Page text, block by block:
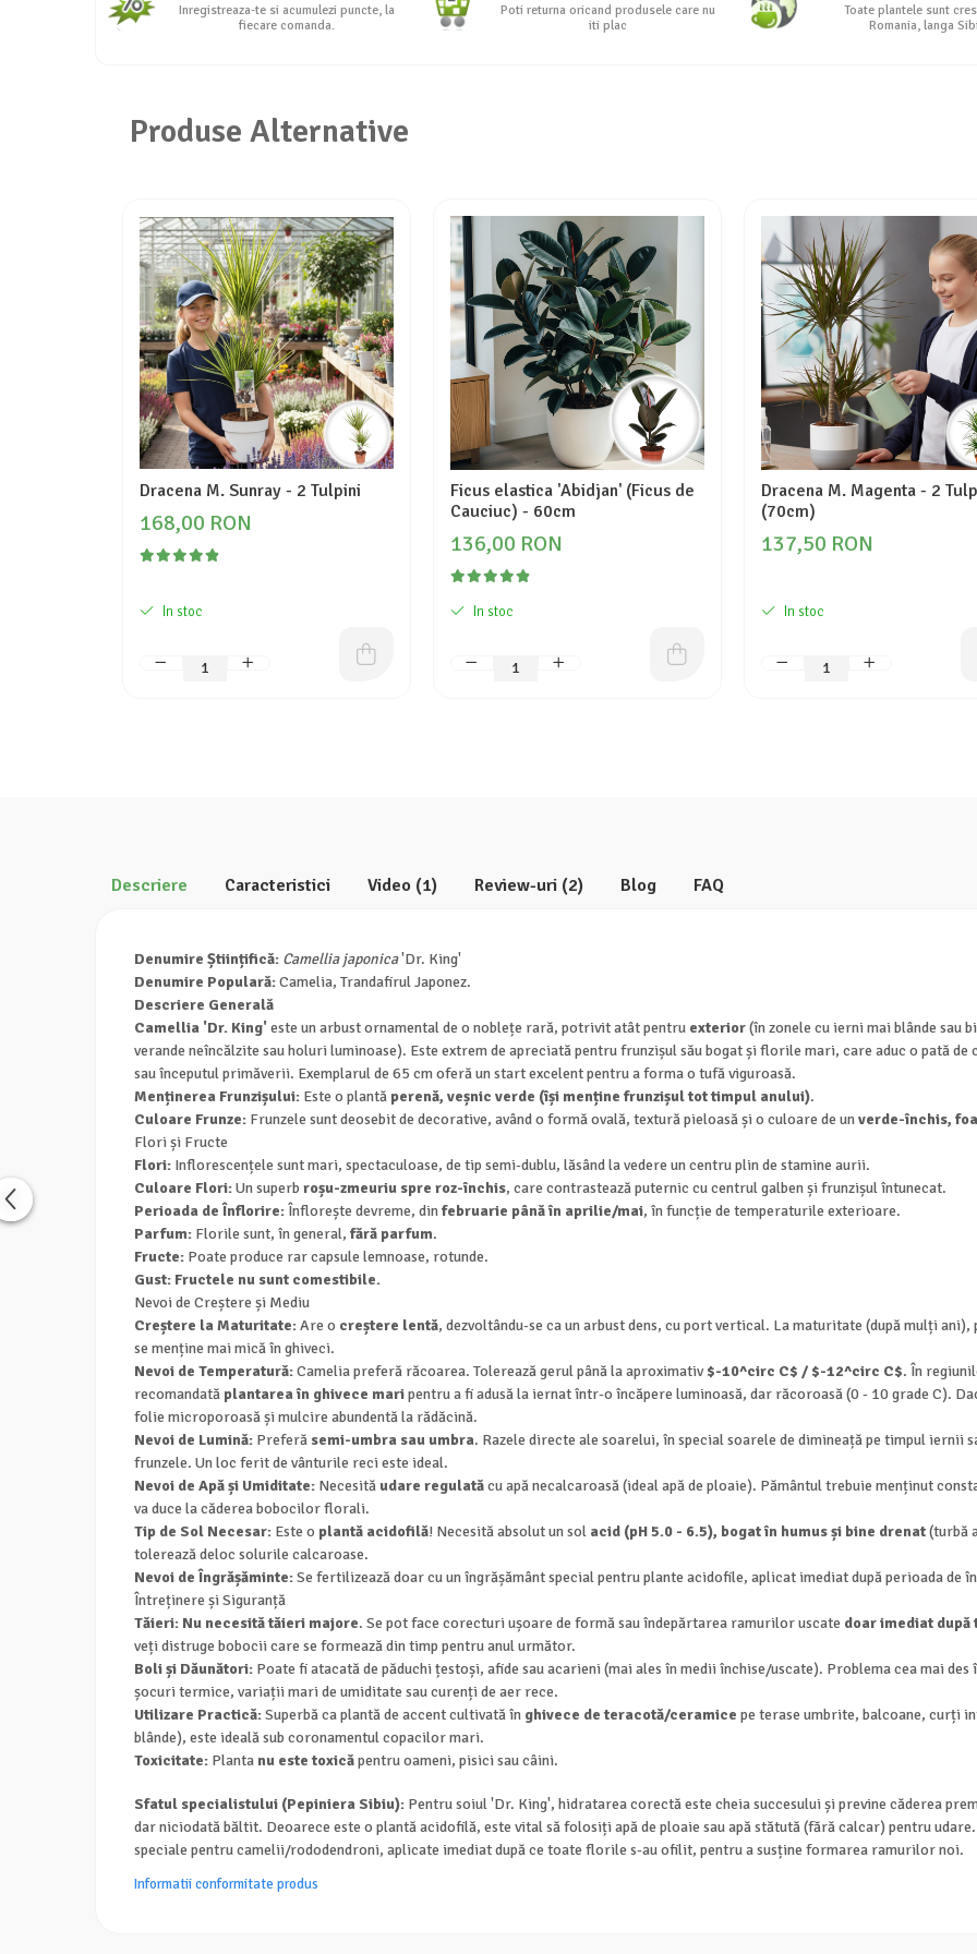
Seminte de Ierburi
Inregistreaza-te si acumulezi puncte, la
fiecare comanda.
Poti returna oricand produsele care nu
iti plac
Toate plantele sunt
Romania, langa
Produse Alternative
Dracena M. Sunray - 2 Tulpini
168,00 RON
In stoc
Ficus elastica 'Abidjan' (Ficus de
Cauciuc) - 60cm
136,00 RON
In stoc
Dracena M. Magenta - 2
(70cm)
137,50 RON
In stoc
Descriere Caracteristici Video (1) Review-uri (2) Blog FAQ
Denumire Științifică: Camellia japonica'Dr. King'
Denumire Populară:Camelia, Trandafirul Japonez.
Descriere Generală
Camellia 'Dr. King'este un arbust ornamental de o noblețe rară, potrivit atât pentru exterior(în zonele cu ierni mai blânde sau
verande neîncălzite sau holuri luminoase). Este extrem de apreciată pentru frunzișul său bogat și florile mari, care aduc o pată
sau începutul primăverii. Exemplarul de 65 cm oferă un start excelent pentru a forma o tufă viguroasă.
Menținerea Frunzișului: Este o plantă perenă, veșnic verde (își menține frunzișul tot timpul anului).
Culoare Frunze: Frunzele sunt deosebit de decorative, având o formă ovală, textură pieloasă și o culoare de unverde-închis,
Flori și Fructe
Flori: Inflorescențele sunt mari, spectaculoase, de tip semi-dublu, lăsând la vedere un centru plin de stamine aurii.
Culoare Flori:Un superb roșu-zmeuriu spre roz-închis, care contrastează puternic cu centrul galben și frunzișul întunecat.
Perioada de Înflorire:Înflorește devreme, dinfebruarie până în aprilie/mai, în funcție de temperaturile exterioare.
Parfum: Florile sunt, în general, fără parfum.
Fructe: Poate produce rar capsule lemnoase, rotunde.
Gust: Fructele nu sunt comestibile.
Nevoi de Creștere și Mediu
Creștere la Maturitate:Are o creștere lentă, dezvoltându-se ca un arbust dens, cu port vertical. La maturitate (după mulți
se menține mai mică în ghiveci.
Nevoi de Temperatură:Camelia preferă răcoarea. Tolerează gerul până la aproximativ $-10^circ C$ / $-12^circ C$. În
recomandată plantarea în ghivece maripentru a fi adusă la iernat într-o încăpere luminoasă, dar răcoroasă (0 - 10 grade C).
folie microporoasă și mulcire abundentă la rădăcină.
Nevoi de Lumină: Preferă semi-umbra sau umbra. Razele directe ale soarelui, în special soarele de dimineață pe timpul iernii
frunzele. Un loc ferit de vânturile reci este ideal.
Nevoi de Apă și Umiditate: Necesităudare regulatăcu apă necalcaroasă (ideal apă de ploaie). Pământul trebuie menținut
va duce la căderea bobocilor florali.
Tip de Sol Necesar: Este o plantă acidofilă! Necesită absolut un sol acid (pH 5.0 - 6.5), bogat în humus și bine drenat(turbă
tolerează deloc solurile calcaroase.
Nevoi de Îngrășăminte:Se fertilizează doar cu un îngrășământ special pentru plante acidofile, aplicat imediat după perioada de
Întreținere și Siguranță
Tăieri: Nu necesită tăieri majore. Se pot face corecturi ușoare de formă sau îndepărtarea ramurilor uscate doar imediat
veți distruge bobocii care se formează din timp pentru anul următor.
Boli și Dăunători: Poate fi atacată de păduchi țestoși, afide sau acarieni (mai ales în medii închise/uscate). Problema cea mai des
șocuri termice, variații mari de umiditate sau curenți de aer rece.
Utilizare Practică:Superbă ca plantă de accent cultivată în ghivece de teracotă/ceramice pe terase umbrite, balcoane, curți
blânde), este ideală sub coronamentul copacilor mari.
Toxicitate: Planta nu este toxicăpentru oameni, pisici sau câini.
Sfatul specialistului (Pepiniera Sibiu): Pentru soiul 'Dr. King', hidratarea corectă este cheia succesului și previne căderea
dar niciodată băltit. Deoarece este o plantă acidofilă, este vital să folosiți apă de ploaie sau apă stătută (fără calcar) pentru
speciale pentru camelii/rododendroni, aplicate imediat după ce toate florile s-au ofilit, pentru a susține formarea ramurilor noi.
Informatii conformitate produs